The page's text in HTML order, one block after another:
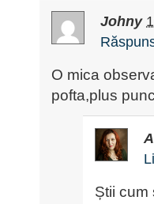
Johny
O mica
pofta,plus
Știi